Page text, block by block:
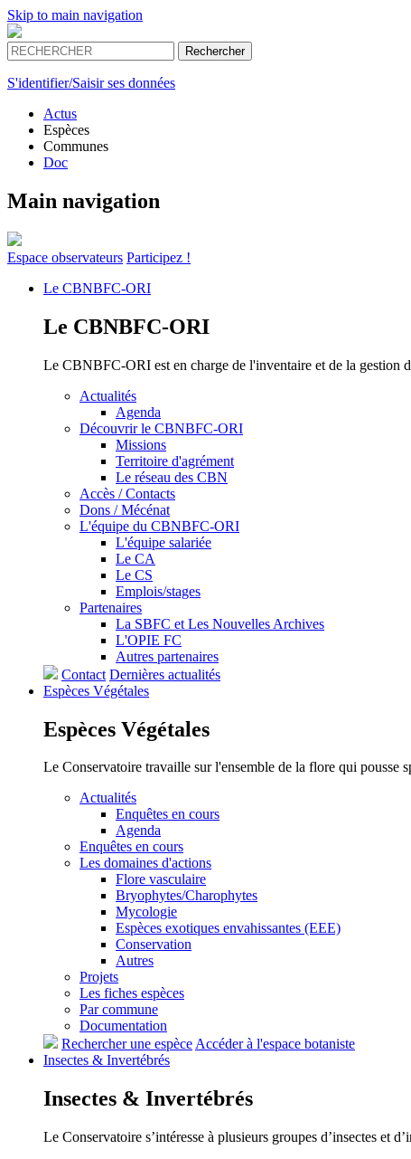
Skip to main navigation
S'identifier/Saisir ses données
Actus
Espèces
Communes
Doc
Main navigation
Espace observateurs Participez !
Le CBNBFC-ORI
Le CBNBFC-ORI
Le CBNBFC-ORI est en charge de l'inventaire et de la gestion
Actualités
Agenda
Découvrir le CBNBFC-ORI
Missions
Territoire d'agrément
Le réseau des CBN
Accès / Contacts
Dons / Mécénat
L'équipe du CBNBFC-ORI
L'équipe salariée
Le CA
Le CS
Emplois/stages
Partenaires
La SBFC et Les Nouvelles Archives
L'OPIE FC
Autres partenaires
Contact Dernières actualités
Espèces Végétales
Espèces Végétales
Le Conservatoire travaille sur l'ensemble de la flore qui pousse
Actualités
Enquêtes en cours
Agenda
Enquêtes en cours
Les domaines d'actions
Flore vasculaire
Bryophytes/Charophytes
Mycologie
Espèces exotiques envahissantes (EEE)
Conservation
Autres
Projets
Les fiches espèces
Par commune
Documentation
Rechercher une espèceAccéder à l'espace botaniste
Insectes & Invertébrés
Insectes & Invertébrés
Le Conservatoire s’intéresse à plusieurs groupes d’insectes et